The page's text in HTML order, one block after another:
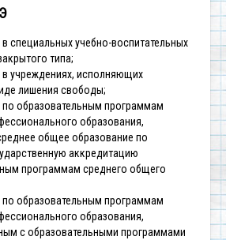
специальных учебно-воспитательных
типа;
учреждениях, исполняющих
лишения свободы;
образовательным программам
образования,
общее образование по
аккредитацию
программам среднего общего
образовательным программам
образования,
с образовательными программами